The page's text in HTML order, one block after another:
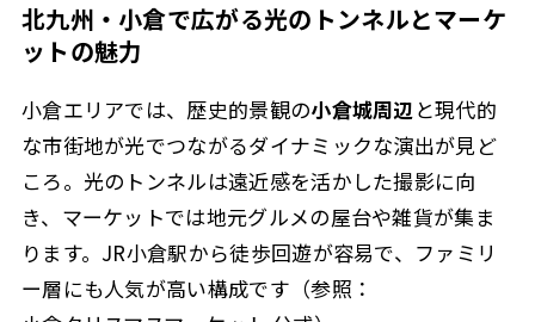
北九州・小倉で広がる光のトンネルとマーケ
ットの魅力
小倉エリアでは、歴史的景観の小倉城周辺 と現代的
な市街地が光でつながるダイナミックな演出が見ど
ころ。光のトンネルは遠近感を活かした撮影に向
き、マーケットでは地元グルメの屋台や雑貨が集ま
ります。JR小倉駅から徒歩回遊が容易で、ファミリ
ー層にも人気が高い構成です（参照：